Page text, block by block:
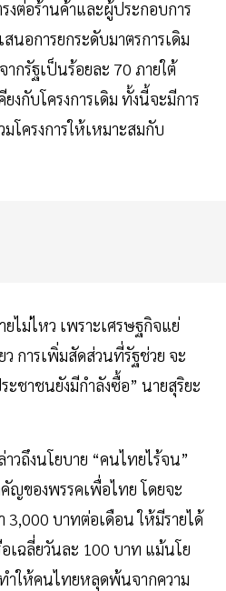
งต่อร้านค้าและผู้ประกอบการ
นอการยกระดับมาตรการเดิม
กรัฐเป็นร้อยละ 70 ภายใต้
งกับโครงการเดิม ทั้งนี้จะมีการ
ครงการให้เหมาะสมกับ
ไม่ไหว เพราะเศรษฐกิจแย่
การเพิ่มสัดส่วนที่รัฐช่วย จะ
ะชาชนยังมีกำลังซื้อ” นายสุริยะ
วถึงนโยบาย “คนไทยไร้จน”
ญของพรรคเพื่อไทย โดยจะ
3,000 บาทต่อเดือน ให้มีรายได้
เฉลี่ยวันละ 100 บาท แม้นโย
ำให้คนไทยหลุดพ้นจากความ